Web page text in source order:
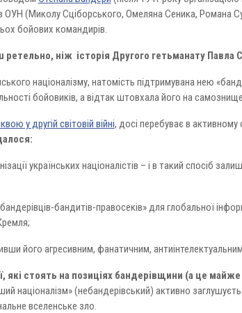
ОУН (Миколу Сціборського, Омеляна Сеника, Романа
бойових командирів.
ніж історія Другого гетьманату Павла
націоналізму, натомість підтримувана нею
бойовиків, а відтак штовхала його на
у другій світовій війні, досі перебуває в
українських націоналістів – і в такий спосіб
бандитів-правосеків» для глобальної
його агресивним, фанатичним,
які стоять на позиціях бандерівщини (а це
націоналізм» (небандерівський) активно
вселенське зло.